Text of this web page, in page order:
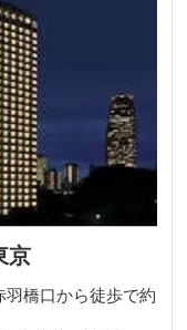
京
橋口から徒歩で約